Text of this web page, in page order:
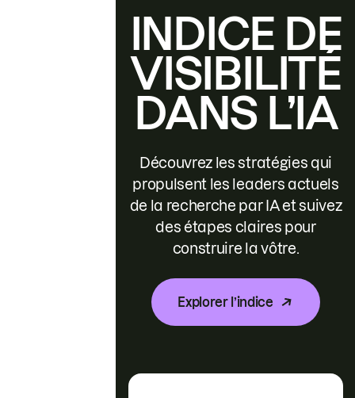
INDICE DE
VISIBILITÉ
DANS L’IA
Découvrez les stratégies qui
propulsent les leaders actuels
de la recherche par IA et suivez
des étapes claires pour
construire la vôtre.
Explorer l’indice